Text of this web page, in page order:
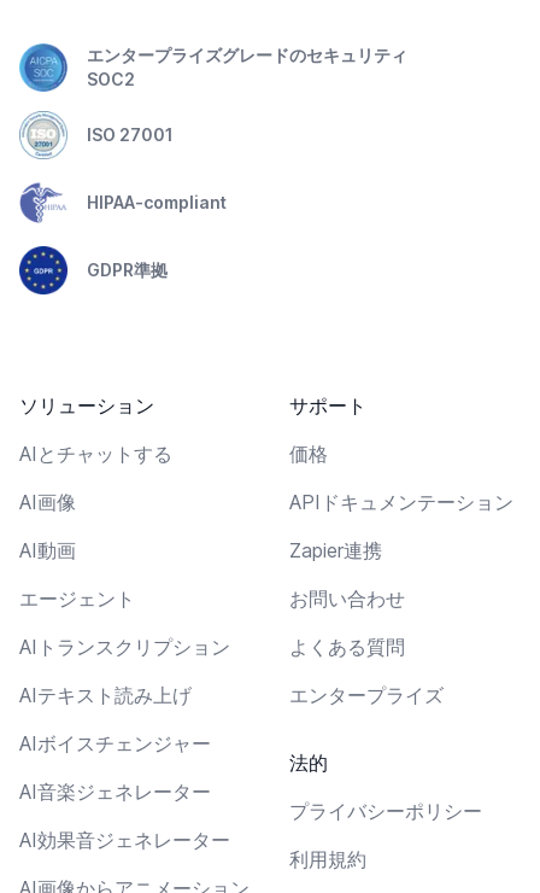
エンタープライズグレードのセキュリティ
SOC2
ISO 27001
HIPAA-compliant
GDPR準拠
ソリューション
AIとチャットする
AI画像
AI動画
エージェント
AIトランスクリプション
AIテキスト読み上げ
AIボイスチェンジャー
AI音楽ジェネレーター
AI効果音ジェネレーター
AI画像からアニメーション
サポート
価格
APIドキュメンテーション
Zapier連携
お問い合わせ
よくある質問
エンタープライズ
法的
プライバシーポリシー
利用規約